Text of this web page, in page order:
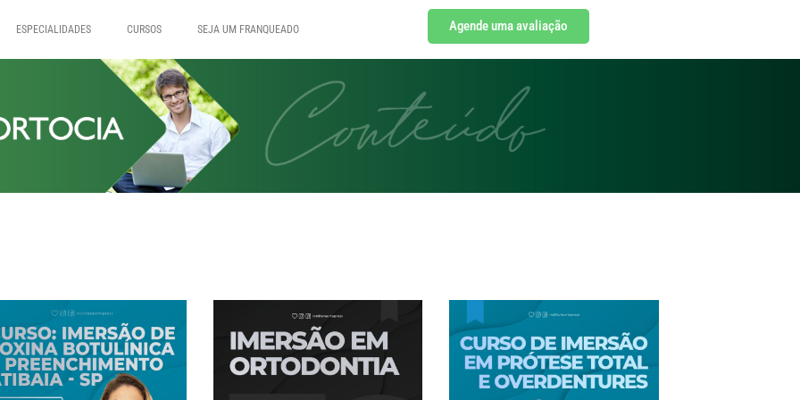
ESPECIALIDADES CURSOS SEJA UM FRANQUEADO Agende uma avaliação